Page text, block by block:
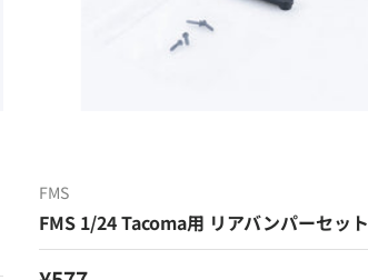
FMS
FMS 1/24 Tacoma用 リアバンパーセット